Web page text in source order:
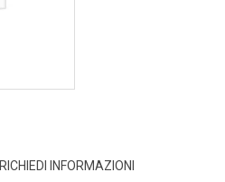
RICHIEDI INFORMAZIONI